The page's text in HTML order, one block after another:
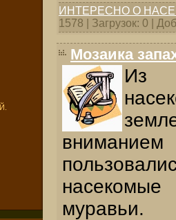
ИНТЕРЕСНО О
1578 | Загрузок: 0 |
Мозаика
Из
муравьи.